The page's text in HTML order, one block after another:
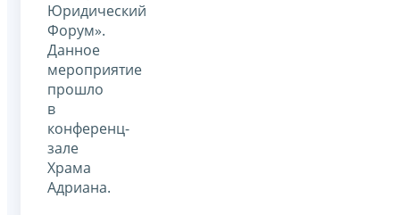
Юридический
Форум».
Данное
мероприятие
прошло
в
конференц-
зале
Храма
Адриана.